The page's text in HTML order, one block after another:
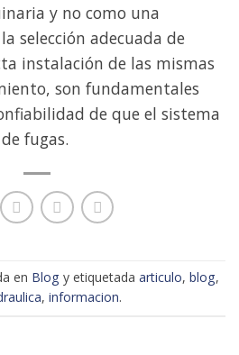
y no como una
selección adecuada de
instalación de las mismas
son fundamentales
de que el sistema
fugas.
en Blog y etiquetada articulo, blog,
, informacion.